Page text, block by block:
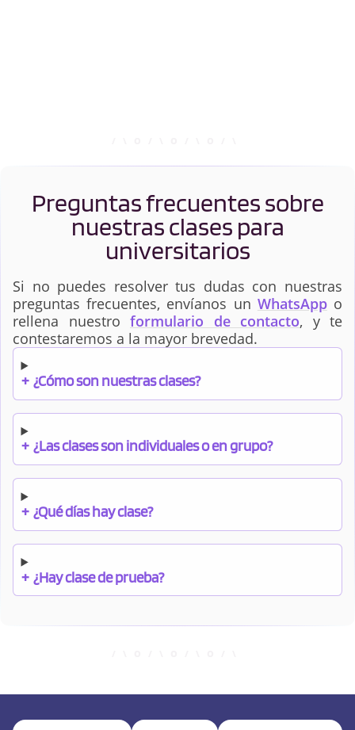
Preguntas frecuentes sobre
nuestras clases para
universitarios
Si no puedes resolver tus dudas con nuestras
preguntas frecuentes, envíanos un WhatsAppo
rellena nuestro formulario de contacto, y te
contestaremos a la mayor brevedad.
+ ¿Cómo son nuestras clases?
+ ¿Las clases son individuales o en grupo?
+ ¿Qué días hay clase?
+ ¿Hay clase de prueba?